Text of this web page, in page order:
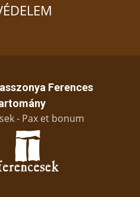
Ferences
- Pax et bonum